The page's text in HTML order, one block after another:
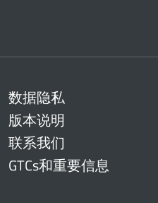
数据隐私
版本说明
联系我们
GTCs和重要信息